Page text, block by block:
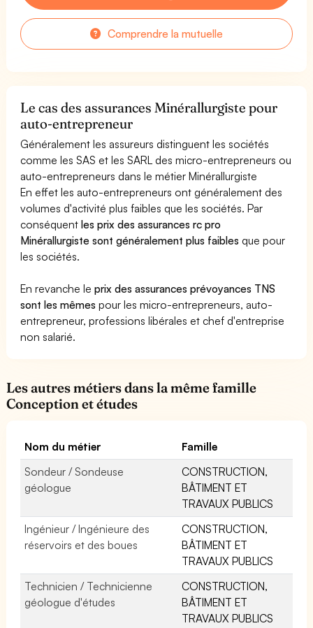
Comprendre la mutuelle
Le cas des assurances Minérallurgiste pour
auto-entrepreneur
Généralement les assureurs distinguent les sociétés
comme les SAS et les SARL des micro-entrepreneurs ou
auto-entrepreneurs dans le métier Minérallurgiste
En effet les auto-entrepreneurs ont généralement des
volumes d'activité plus faibles que les sociétés. Par
conséquentles prix des assurances rc pro
Minérallurgiste sont généralement plus faibles que pour
les sociétés.
En revanche leprix des assurances prévoyances TNS
sont les mêmes pour les micro-entrepreneurs, auto-
entrepreneur, professions libérales et chef d'entreprise
non salarié.
Les autres métiers dans la même famille
Conception et études
Nom du métier
Famille
Sondeur / Sondeuse
géologue
CONSTRUCTION,
BÂTIMENT ET
TRAVAUX PUBLICS
Ingénieur / Ingénieure des
réservoirs et des boues
CONSTRUCTION,
BÂTIMENT ET
TRAVAUX PUBLICS
Technicien / Technicienne
géologue d'études
CONSTRUCTION,
BÂTIMENT ET
TRAVAUX PUBLICS